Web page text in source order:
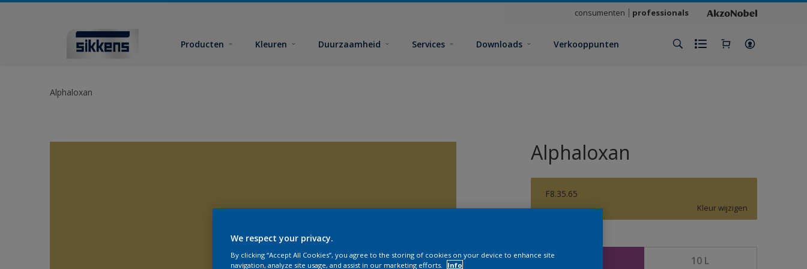
consumenten professionals
Producten Kleuren Duurzaamheid Services Downloads Verkooppunten
Alphaloxan
Alphaloxan
F8.35.65
Kleur wijzigen
10 L
We respect your privacy.
By clicking “Accept All Cookies”, you agree to the storing of cookies on your device to enhance site
navigation, analyze site usage, and assist in our marketing efforts.
Info